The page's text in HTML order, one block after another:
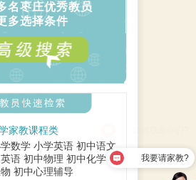
名枣庄优秀教员
多选择条件
家教课程类
数学 小学英语 初中语文
语 初中物理 初中化学 中
初中心理辅导
我要请家教?